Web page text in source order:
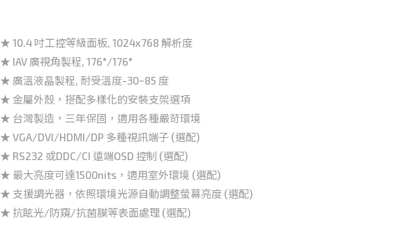
★ 10.4 吋工控等級面板, 1024x768 解析度
★ IAV 廣視角製程, 176°/176°
★ 廣溫液晶製程, 耐受溫度-30~85 度
★ 金屬外殼，搭配多樣化的安裝支架選項
★ 台灣製造，三年保固，適用各種嚴苛環境
★ VGA/DVI/HDMI/DP 多種視訊端子 (選配)
★ RS232 或DDC/CI 遠端OSD 控制 (選配)
★ 最大亮度可達1500nits，適用室外環境 (選配)
★ 支援調光器，依照環境光源自動調整螢幕亮度 (選配)
★ 抗眩光/防窺/抗菌膜等表面處理 (選配)